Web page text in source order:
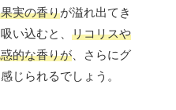
実の香りが溢れ出てき
い込むと、 リコリスや
的な香りが 、さらにグ
じられるでしょう。